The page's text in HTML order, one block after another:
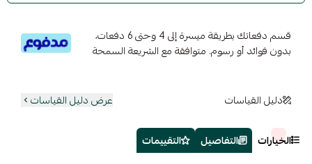
قسم دفعاتك بطريقة ميسرة إلى 4 وحتى 6 دفعات،
بدون فوائد أو رسوم. متوافقة مع الشريعة السمحة
دليل القياسات عرض دليل القياسات
الخيارات التفاصيل
التقييمات